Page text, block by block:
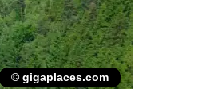
© gigaplaces.com